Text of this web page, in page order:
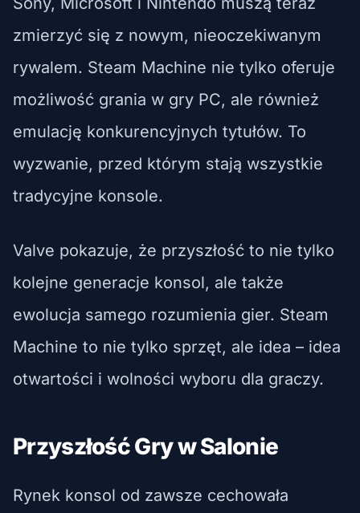
zmierzyć się z nowym, nieoczekiwanym
rywalem. Steam Machine nie tylko oferuje
możliwość grania w gry PC, ale również
emulację konkurencyjnych tytułów. To
wyzwanie, przed którym stają wszystkie
tradycyjne konsole.
Valve pokazuje, że przyszłość to nie tylko
kolejne generacje konsol, ale także
ewolucja samego rozumienia gier. Steam
Machine to nie tylko sprzęt, ale idea – idea
otwartości i wolności wyboru dla graczy.
Przyszłość Gry w Salonie
Rynek konsol od zawsze cechowała